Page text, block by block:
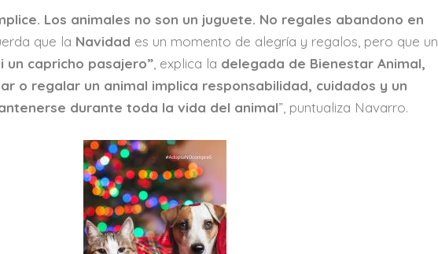
Los animales no son un juguete. No regales abandono en
que la Navidad es un momento de alegría y regalos, pero que un
un capricho pasajero” , explica la delegada de Bienestar Animal,
o regalar un animal implica responsabilidad, cuidados y un
durante toda la vida del animal”, puntualiza Navarro.